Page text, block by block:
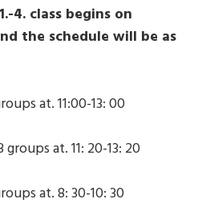
4. class begins on
the schedule will be as
at. 11:00-13: 00
at. 11: 20-13: 20
at. 8: 30-10: 30